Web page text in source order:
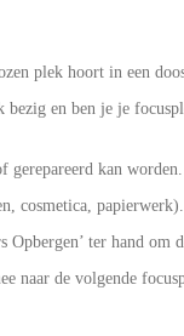
plek hoort in een
bezig en ben je je
gerepareerd kan
cosmetica, papierwerk).
Opbergen’ ter hand
naar de volgende